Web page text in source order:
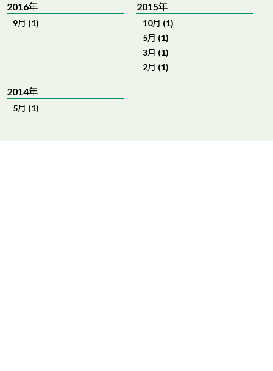
2016年
9月 (1)
2015年
10月 (1)
5月 (1)
3月 (1)
2月 (1)
2014年
5月 (1)